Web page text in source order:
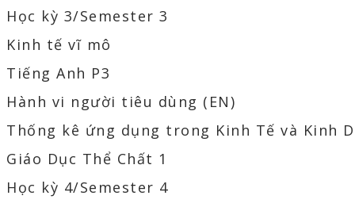
Học kỳ 3/Semester 3
Kinh tế vĩ mô
Tiếng Anh P3
Hành vi người tiêu dùng (EN)
Thống kê ứng dụng trong Kinh Tế và Kinh
Giáo Dục Thể Chất 1
Học kỳ 4/Semester 4